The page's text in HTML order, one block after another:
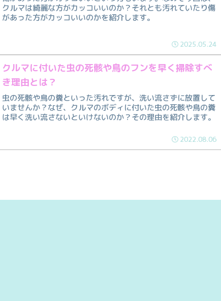
クルマは綺麗な方がカッコいいのか？それとも汚れていたり傷
があった方がカッコいいのかを紹介します。
2025.05.24
クルマに付いた虫の死骸や鳥のフンを早く掃除すべ
き理由とは？
虫の死骸や鳥の糞といった汚れですが、洗い流さずに放置して
いませんか？なぜ、クルマのボディに付いた虫の死骸や鳥の糞
は早く洗い流さないといけないのか？その理由を紹介します。
2022.08.06